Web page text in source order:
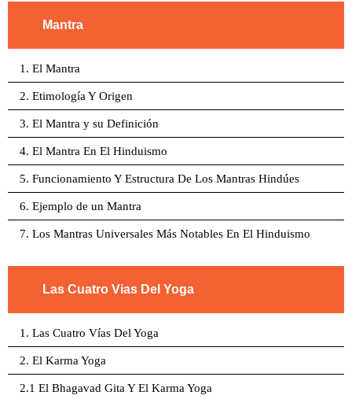
Mantra
1. El Mantra
2. Etimología Y Origen
3. El Mantra y su Definición
4. El Mantra En El Hinduismo
5. Funcionamiento Y Estructura De Los Mantras Hindúes
6. Ejemplo de un Mantra
7. Los Mantras Universales Más Notables En El Hinduismo
Las Cuatro Vias Del Yoga
1. Las Cuatro Vías Del Yoga
2. El Karma Yoga
2.1 El Bhagavad Gita Y El Karma Yoga